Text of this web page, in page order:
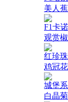
美人
F1卡
观赏
红珍
鸡冠
城堡系
白晶